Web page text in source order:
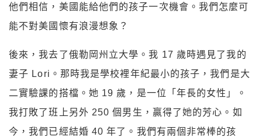
他們相信，美國能給他們的孩子一次機會。我們怎麼可
能不對美國懷有浪漫想象？
後來，我去了俄勒岡州立大學。我 17 歲時遇見了我的
妻子 Lori。那時我是學校裡年紀最小的孩子，我們是大
二實驗課的搭檔。她 19 歲，是一位「年長的女性」。
我打敗了班上另外 250 個男生，贏得了她的芳心。如
今，我們已經結婚 40 年了。我們有兩個非常棒的孩